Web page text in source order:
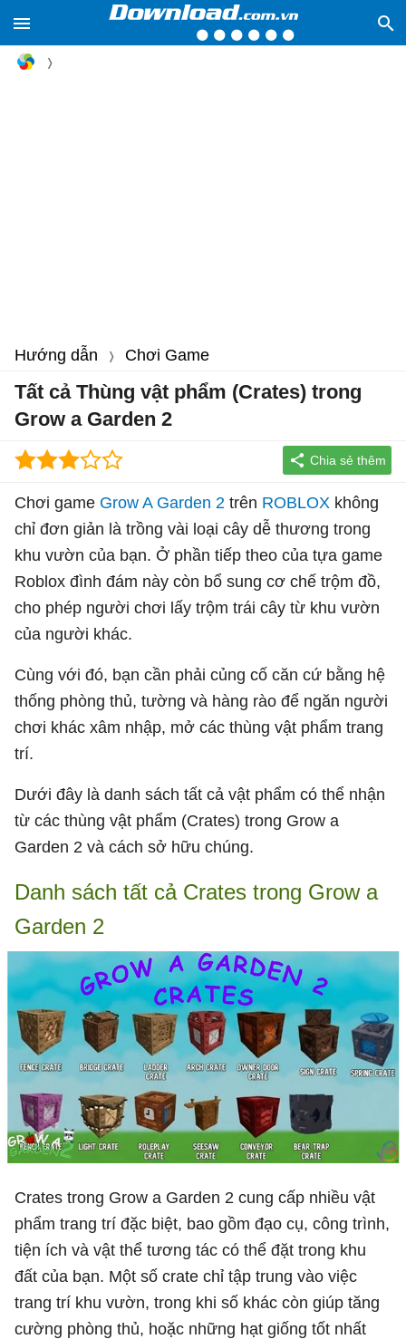
Hướng dẫn Chơi Game
Tất cả Thùng vật phẩm (Crates) trong
Grow a Garden 2
Chơi game Grow A Garden 2 trên ROBLOX không
chỉ đơn giản là trồng vài loại cây dễ thương trong
khu vườn của bạn. Ở phần tiếp theo của tựa game
Roblox đình đám này còn bổ sung cơ chế trộm đồ,
cho phép người chơi lấy trộm trái cây từ khu vườn
của người khác.
Cùng với đó, bạn cần phải củng cố căn cứ bằng hệ
thống phòng thủ, tường và hàng rào để ngăn người
chơi khác xâm nhập, mở các thùng vật phẩm trang
trí.
Dưới đây là danh sách tất cả vật phẩm có thể nhận
từ các thùng vật phẩm (Crates) trong Grow a
Garden 2 và cách sở hữu chúng.
Danh sách tất cả Crates trong Grow a
Garden 2
Crates trong Grow a Garden 2 cung cấp nhiều vật
phẩm trang trí đặc biệt, bao gồm đạo cụ, công trình,
tiện ích và vật thể tương tác có thể đặt trong khu
đất của bạn. Một số crate chỉ tập trung vào việc
trang trí khu vườn, trong khi số khác còn giúp tăng
cường phòng thủ, hoặc những hạt giống tốt nhất